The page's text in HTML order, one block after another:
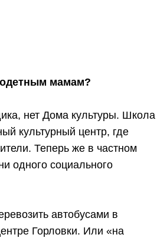
мамам?
нет Дома культуры. Школа
культурный центр, где
Теперь же в частном
одного социального
автобусами в
Горловки. Или «на